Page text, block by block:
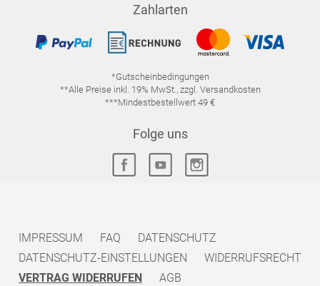
Zahlarten
*Gutscheinbedingungen
**Alle Preise inkl. 19% MwSt., zzgl. Versandkosten
***Mindestbestellwert 49 €
Folge uns
IMPRESSUM FAQ
DATENSCHUTZ
DATENSCHUTZ-EINSTELLUNGEN
WIDERRUFSRECHT
VERTRAG WIDERRUFEN
AGB